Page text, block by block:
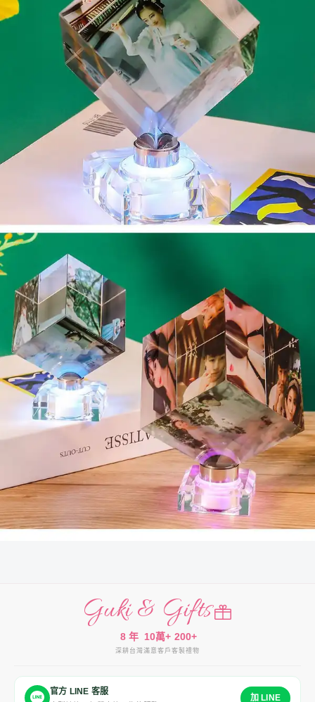
Guki & Gifts
8 年
深耕台灣
10萬+
滿意客戶
200+
客製禮物
官方 LINE 客服
加 LINE